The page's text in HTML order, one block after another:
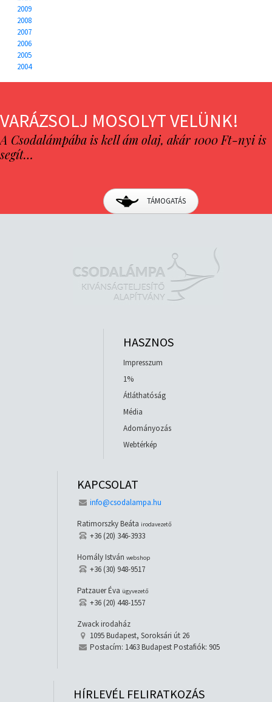
2009
2008
2007
2006
2005
2004
VARÁZSOLJ MOSOLYT VELÜNK!
A Csodalámpába is kell ám olaj, akár 1000 Ft-nyi is
segít…
TÁMOGATÁS
HASZNOS
Impresszum
1%
Átláthatóság
Média
Adományozás
Webtérkép
KAPCSOLAT
info@csodalampa.hu
Ratimorszky Beáta irodavezető
+36 (20) 346-3933
Homály István webshop
+36 (30) 948-9517
Patzauer Éva ügyvezető
+36 (20) 448-1557
Zwack irodaház
1095 Budapest, Soroksári út 26
Postacím: 1463 Budapest Postafiók: 905
HÍRLEVÉL FELIRATKOZÁS